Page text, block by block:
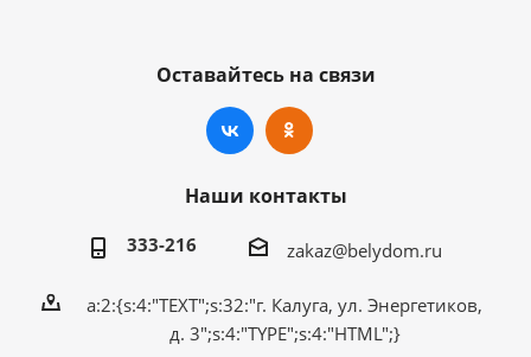
Оставайтесь на связи
Наши контакты
333-216 zakaz@belydom.ru
a:2:{s:4:"TEXT";s:32:"г. Калуга, ул. Энергетиков,
д. 3";s:4:"TYPE";s:4:"HTML";}